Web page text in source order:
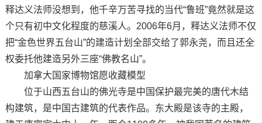
释达义法师没想到，他千辛万苦寻找的当代“鲁班”竟然就是这
个只有初中文化程度的慈溪人。2006年6月，释达义法师不仅
把“金色世界五台山”的建造计划全部交给了郭永尧，而且还全
权委托他建造另外三座“佛教名山”。
加拿大国家博物馆愿收藏模型
位于山西五台山的佛光寺是中国保护最完美的唐代木结
构建筑，是中国古建筑的代表作品。东大殿是该寺的主殿，